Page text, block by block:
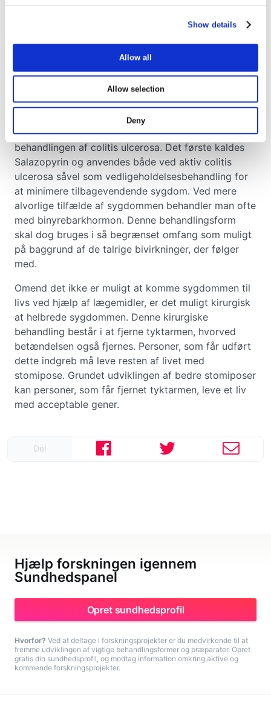
Show details
Allow all
Allow selection
Deny
Del
Hvilke behandlingsmuligheder
er der til colitis ulcerosa?
Colitis ulcerosa vil i de fleste tilfælde kunne
behandles medicinsk, men det er dog ikke muligt at
få bugt med sygdommen på denne vis. Der
anvendes hovedsageligt to lægemidler i
behandlingen af colitis ulcerosa. Det første kaldes
Salazopyrin og anvendes både ved aktiv colitis
ulcerosa såvel som vedligeholdelsesbehandling for
at minimere tilbagevendende sygdom. Ved mere
alvorlige tilfælde af sygdommen behandler man ofte
med binyrebarkhormon. Denne behandlingsform
skal dog bruges i så begrænset omfang som muligt
på baggrund af de talrige bivirkninger, der følger
med.
Omend det ikke er muligt at komme sygdommen til
livs ved hjælp af lægemidler, er det muligt kirurgisk
at helbrede sygdommen. Denne kirurgiske
behandling består i at fjerne tyktarmen, hvorved
betændelsen også fjernes. Personer, som får udført
dette indgreb må leve resten af livet med
stomipose. Grundet udviklingen af bedre stomiposer
kan personer, som får fjernet tyktarmen, leve et liv
med acceptable gener.
Hjælp forskningen igennem
Sundhedspanel
Opret sundhedsprofil
Hvorfor? Ved at deltage i forskningsprojekter er du medvirkende til at
fremme udviklingen af vigtige behandlingsformer og præparater. Opret
gratis din sundhedsprofil, og modtag information omkring aktive og
kommende forskningsprojekter.